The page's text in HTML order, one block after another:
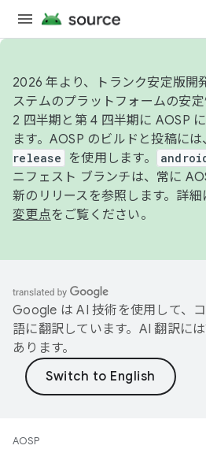
2026 年より、トランク安定版開
ステムのプラットフォームの安
2 四半期と第 4 四半期に AOSP
ます。AOSP のビルドと投稿には
release
を使用します。
ニフェスト ブランチは、常に
新のリリースを参照します。詳
変更点をご覧ください。
Google は AI 技術を使用して、
語に翻訳しています。AI 翻訳に
あります。
AOSP